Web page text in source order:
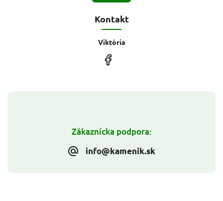
Zákaznícka podpora:
info@kamenik.sk
Kontakt
Viktória